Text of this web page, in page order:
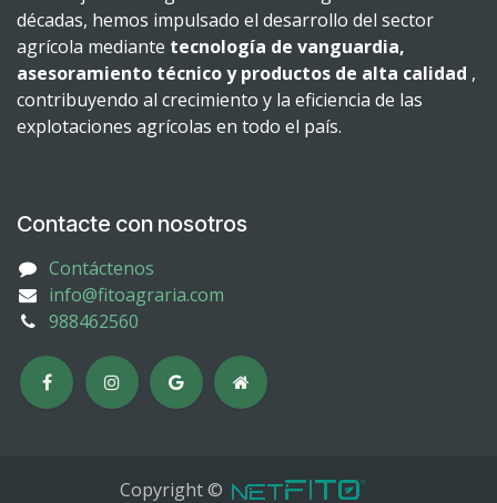
décadas, hemos impulsado el desarrollo del sector
agrícola mediante tecnología de vanguardia,
asesoramiento técnico y productos de alta calidad ,
contribuyendo al crecimiento y la eficiencia de las
explotaciones agrícolas en todo el país.
Contacte con nosotros
Contáctenos
info@fitoagraria.com
988462560
Copyright ©